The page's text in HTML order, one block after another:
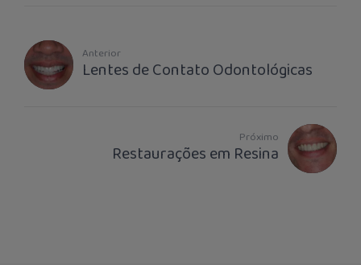
Anterior
Lentes de Contato Odontológicas
Próximo
Restaurações em Resina